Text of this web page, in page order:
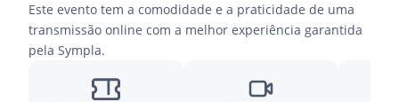
Este evento tem a comodidade e a praticidade de uma
transmissão online com a melhor experiência garantida
pela Sympla.